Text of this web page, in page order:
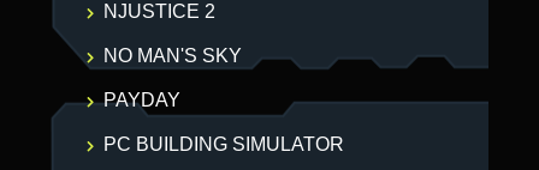
NJUSTICE 2
NO MAN'S SKY
PAYDAY
PC BUILDING SIMULATOR